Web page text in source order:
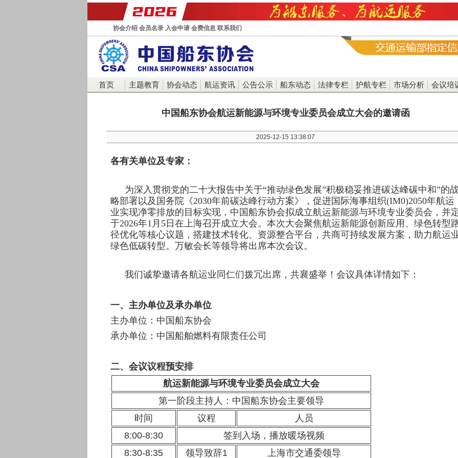
协会介绍 会员名录 入会申请 会费信息 联系我们
首页 主题教育 协会动态 航运资讯 公告公示 船东动态 法律专栏 护航专栏 市场分析 会议培
中国船东协会航运新能源与环境专业委员会成立大会的邀请函
2025-12-15 13:38:07
各有关单位及专家：
为深入贯彻党的二十大报告中关于“推动绿色发展”积极稳妥推进碳达峰碳中和”的
略部署以及国务院《2030年前碳达峰行动方案》，促进国际海事组织(IM0)2050年航运
业实现净零排放的目标实现，中国船东协会拟成立航运新能源与环境专业委员会，并
于2026年1月5日在上海召开成立大会。本次大会聚焦航运新能源创新应用、绿色转型
径优化等核心议题，搭建技术转化、资源整合平台，共商可持续发展方案，助力航运
绿色低碳转型。万敏会长等领导将出席本次会议。
我们诚挚邀请各航运业同仁们拨冗出席，共襄盛举！会议具体详情如下：
一、主办单位及承办单位
主办单位：中国船东协会
承办单位：中国船舶燃料有限责任公司
二、会议议程预安排
航运新能源与环境专业委员会成立大会
第一阶段主持人：中国船东协会主要领导
时间
议程
人员
8:00-8:30
签到入场，播放暖场视频
8:30-8:35
领导致辞1 上海市交通委领导